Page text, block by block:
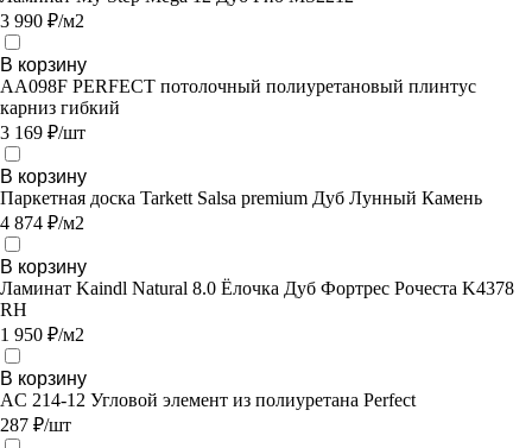
3 990 ₽/м2
В корзину
AA098F PERFECT потолочный полиуретановый плинтус
карниз гибкий
3 169 ₽/шт
В корзину
Паркетная доска Tarkett Salsa premium Дуб Лунный Камень
4 874 ₽/м2
В корзину
Ламинат Kaindl Natural 8.0 Ёлочка Дуб Фортрес Рочеста K4378
RH
1 950 ₽/м2
В корзину
AC 214-12 Угловой элемент из полиуретана Perfect
287 ₽/шт